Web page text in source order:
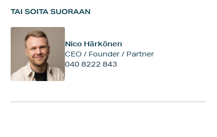
TAI SOITA SUORAAN
Nico Härkönen
CEO / Founder / Partner
040 8222 843